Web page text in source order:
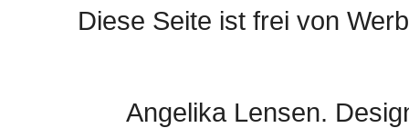
Diese Seite ist frei von
Angelika Lensen.